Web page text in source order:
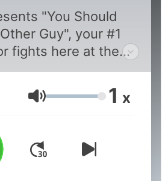
"You Should
Guy", your #1
fights here at the
Ένταση 1 x